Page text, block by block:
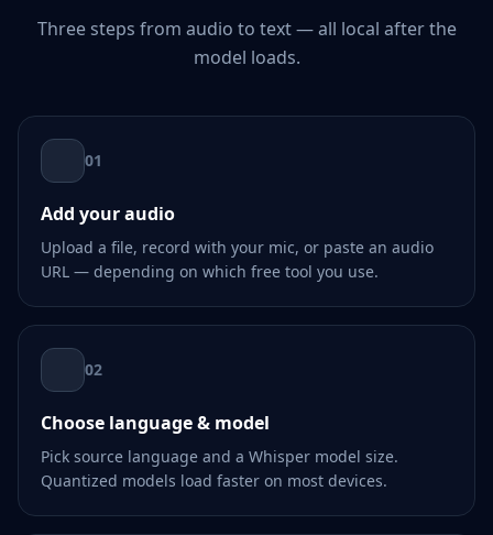
Three steps from audio to text — all local after the
model loads.
01
Add your audio
Upload a file, record with your mic, or paste an audio
URL — depending on which free tool you use.
02
Choose language & model
Pick source language and a Whisper model size.
Quantized models load faster on most devices.